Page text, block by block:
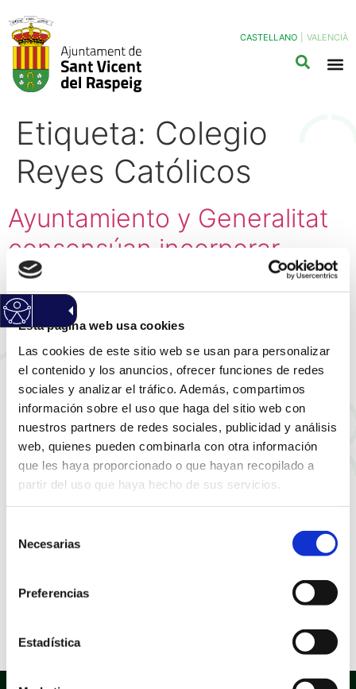
Esta página web usa cookies
Las cookies de este sitio web se usan para personalizar
el contenido y los anuncios, ofrecer funciones de redes
sociales y analizar el tráfico. Además, compartimos
información sobre el uso que haga del sitio web con
nuestros partners de redes sociales, publicidad y análisis
web, quienes pueden combinarla con otra información
que les haya proporcionado o que hayan recopilado a
partir del uso que haya hecho de sus servicios.
Necesarias
Preferencias
Estadística
CASTELLANO VALENCIÀ
Etiqueta: Colegio
Reyes Católicos
Ayuntamiento y Generalitat
consensúan incorporar
nuevas instalaciones
fotovoltaicas y de confort
térmico en los proyectos de
reforma de los colegios BEC
de L’Àguila y Raspeig